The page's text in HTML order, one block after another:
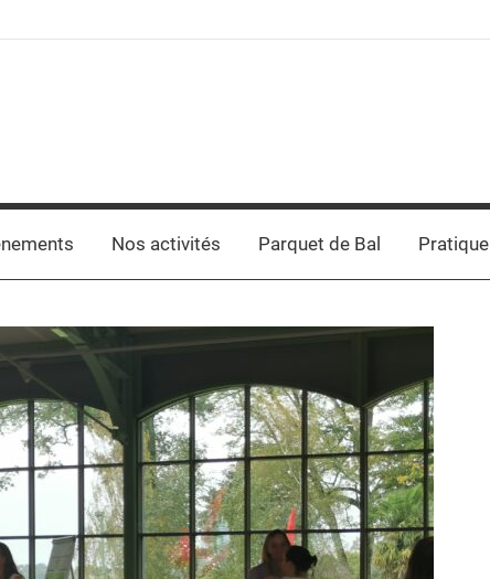
Nos activités Parquet de Bal Pratique